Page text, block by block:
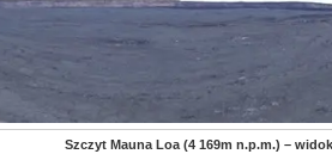
Szczyt Mauna Loa (4 169m n.p.m.) –